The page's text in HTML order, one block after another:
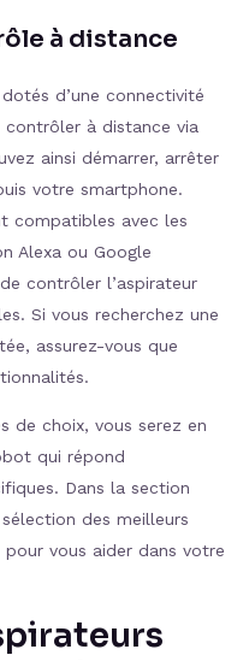
à distance
d’une connectivité
à distance via
ainsi démarrer, arrêter
votre smartphone.
compatibles avec les
Alexa ou Google
contrôler l’aspirateur
Si vous recherchez une
assurez-vous que
de choix, vous serez en
qui répond
Dans la section
des meilleurs
vous aider dans votre